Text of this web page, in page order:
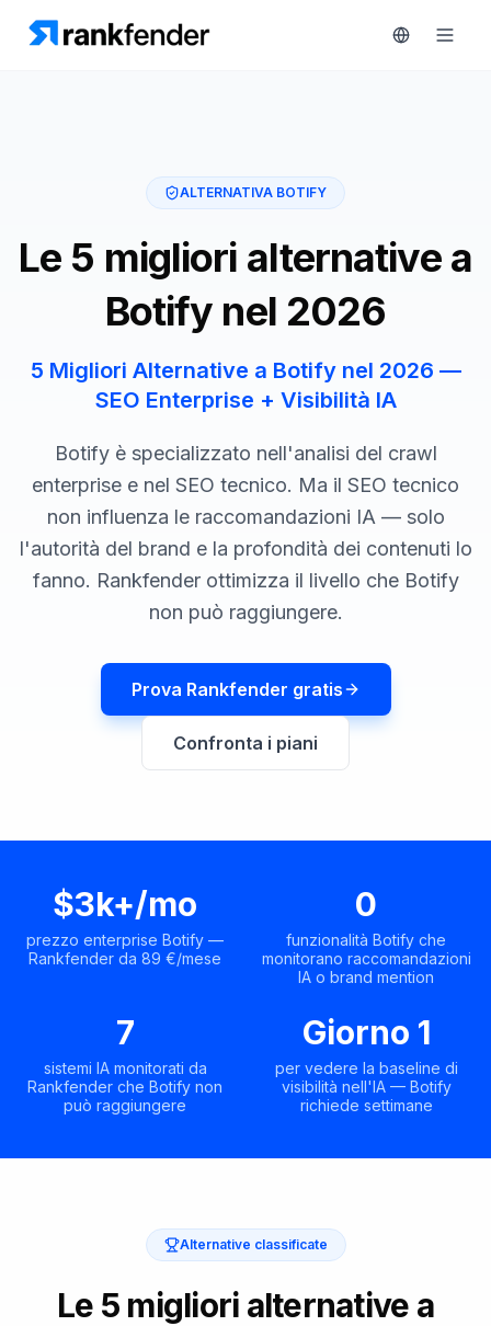
Engine
Monitoraggio
keyword
Content
Assistant
gratuiti
una
demo
ALTERNATIVA BOTIFY
Le 5 migliori alternative a
Botify nel 2026
5 Migliori Alternative a Botify nel 2026 —
SEO Enterprise + Visibilità IA
Botify è specializzato nell'analisi del crawl
enterprise e nel SEO tecnico. Ma il SEO tecnico
non influenza le raccomandazioni IA — solo
l'autorità del brand e la profondità dei contenuti lo
fanno. Rankfender ottimizza il livello che Botify
non può raggiungere.
Prova Rankfender gratis
Confronta i piani
$3k+/mo
prezzo enterprise Botify —
Rankfender da 89 €/mese
0
funzionalità Botify che
monitorano raccomandazioni
IA o brand mention
7
sistemi IA monitorati da
Rankfender che Botify non
può raggiungere
Giorno 1
per vedere la baseline di
visibilità nell'IA — Botify
richiede settimane
Alternative classificate
Le 5 migliori alternative a